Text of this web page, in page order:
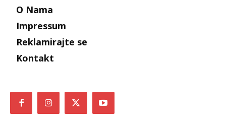
O Nama
Impressum
Reklamirajte se
Kontakt